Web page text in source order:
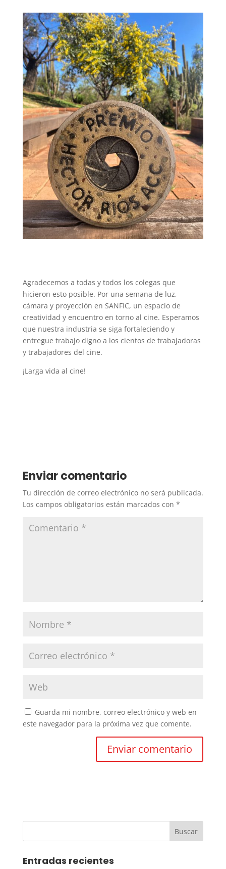
Agradecemos a todas y todos los colegas que
hicieron esto posible. Por una semana de luz,
cámara y proyección en SANFIC, un espacio de
creatividad y encuentro en torno al cine. Esperamos
que nuestra industria se siga fortaleciendo y
entregue trabajo digno a los cientos de trabajadoras
y trabajadores del cine.
¡Larga vida al cine!
Enviar comentario
Tu dirección de correo electrónico no será publicada.
Los campos obligatorios están marcados con *
Guarda mi nombre, correo electrónico y web en
este navegador para la próxima vez que comente.
Entradas recientes